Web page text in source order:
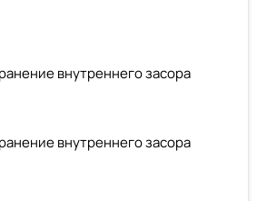
внутреннего засора
внутреннего засора